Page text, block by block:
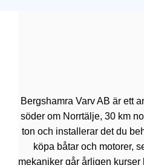
Bergshamra Varv AB är ett
söder om Norrtälje, 30 km
ton och installerar det du
köpa båtar och motorer,
mekaniker går årligen